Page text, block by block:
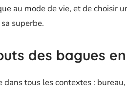
au mode de vie, et de choisir
superbe.
des bagues
dans tous les contextes :